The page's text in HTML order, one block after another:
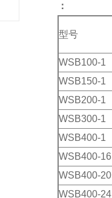
：
型号
WSB100-1
WSB150-1
WSB200-1
WSB300-1
WSB400-1
WSB400-16
WSB400-20
WSB400-24